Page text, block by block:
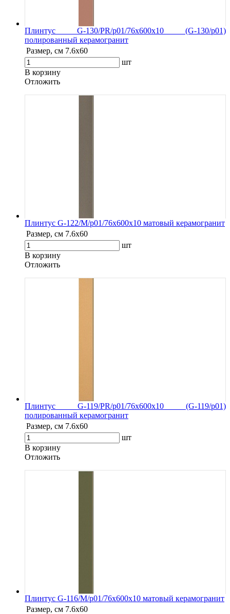
Плинтус G-130/PR/p01/76x600x10 (G-130/p01)
полированный керамогранит
Размер, см 7.6х60
шт
В корзину
Oтложить
Плинтус G-122/М/p01/76x600x10 матовый керамогранит
Размер, см 7.6х60
шт
В корзину
Oтложить
Плинтус G-119/PR/p01/76x600x10 (G-119/p01)
полированный керамогранит
Размер, см 7.6х60
шт
В корзину
Oтложить
Плинтус G-116/М/p01/76x600x10 матовый керамогранит
Размер, см 7.6х60